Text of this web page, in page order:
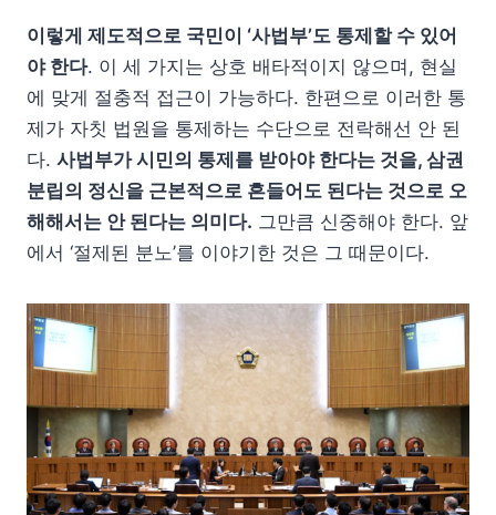
이렇게 제도적으로 국민이 ‘사법부’도 통제할 수 있어
야 한다. 이 세 가지는 상호 배타적이지 않으며, 현실
에 맞게 절충적 접근이 가능하다. 한편으로 이러한 통
제가 자칫 법원을 통제하는 수단으로 전락해선 안 된
다. 사법부가 시민의 통제를 받아야 한다는 것을, 삼권
분립의 정신을 근본적으로 흔들어도 된다는 것으로 오
해해서는 안 된다는 의미다. 그만큼 신중해야 한다. 앞
에서 ‘절제된 분노’를 이야기한 것은 그 때문이다.